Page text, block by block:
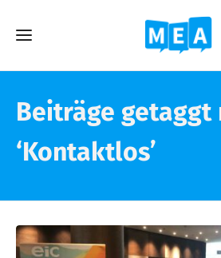
Beiträge getaggt
‘Kontaktlos’